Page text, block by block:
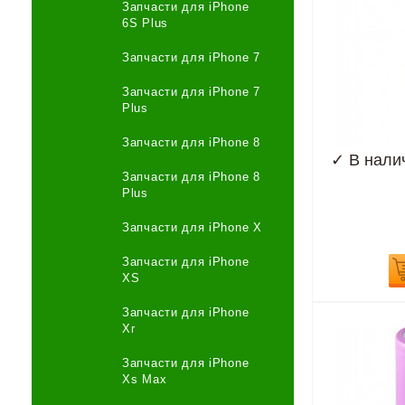
Запчасти для iPhone
6S Plus
Запчасти для iPhone 7
Запчасти для iPhone 7
Plus
Запчасти для iPhone 8
Запчасти для iPhone 8
Plus
Запчасти для iPhone X
Запчасти для iPhone
XS
Запчасти для iPhone
Xr
Запчасти для iPhone
Xs Max
✓ В